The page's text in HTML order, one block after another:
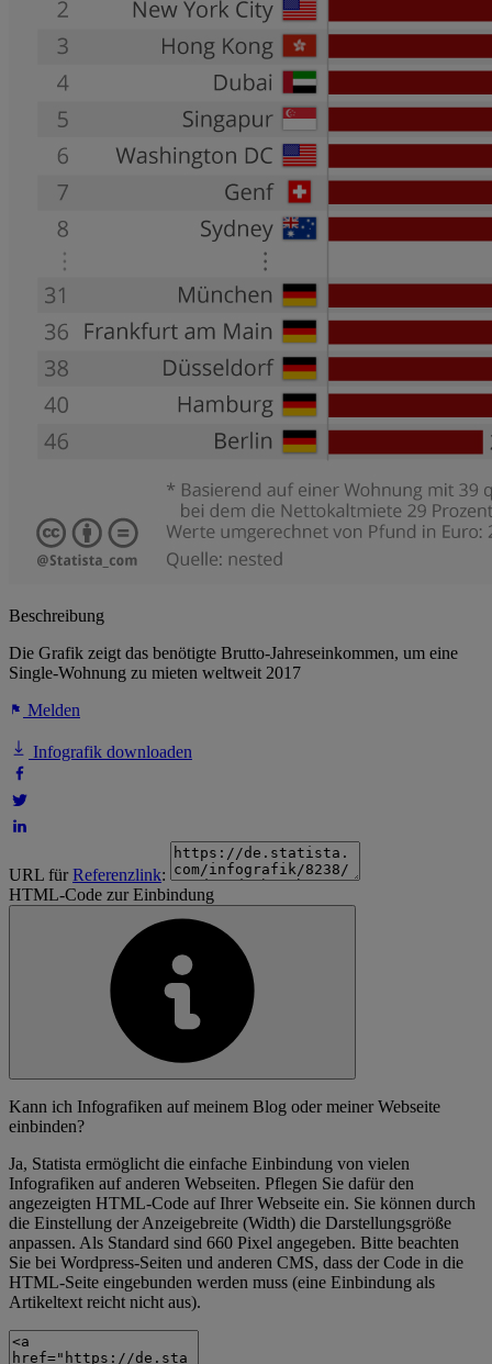
Beschreibung
Die Grafik zeigt das benötigte Brutto-Jahreseinkommen, um eine
Single-Wohnung zu mieten weltweit 2017
Melden
Infografik downloaden
URL fürReferenzlink:
HTML-Code zur Einbindung
Kann ich Infografiken auf meinem Blog oder meiner Webseite
einbinden?
Ja, Statista ermöglicht die einfache Einbindung von vielen
Infografiken auf anderen Webseiten. Pflegen Sie dafür den
angezeigten HTML-Code auf Ihrer Webseite ein. Sie können durch
die Einstellung der Anzeigebreite (Width) die Darstellungsgröße
anpassen. Als Standard sind 660 Pixel angegeben. Bitte beachten
Sie bei Wordpress-Seiten und anderen CMS, dass der Code in die
HTML-Seite eingebunden werden muss (eine Einbindung als
Artikeltext reicht nicht aus).